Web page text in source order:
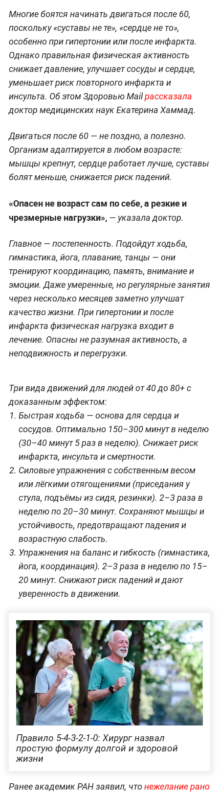
Многие боятся начинать двигаться после 60,
поскольку «суставы не те», «сердце не то»,
особенно при гипертонии или после инфаркта.
Однако правильная физическая активность
снижает давление, улучшает сосуды и сердце,
уменьшает риск повторного инфаркта и
инсульта. Об этом Здоровью Mailрассказала
доктор медицинских наук Екатерина Хаммад.
Двигаться после 60 — не поздно, а полезно.
Организм адаптируется в любом возрасте:
мышцы крепнут, сердце работает лучше, суставы
болят меньше, снижается риск падений.
«Опасен не возраст сам по себе, а резкие и
чрезмерные нагрузки»,— указала доктор.
Главное — постепенность. Подойдут ходьба,
гимнастика, йога, плавание, танцы — они
тренируют координацию, память, внимание и
эмоции. Даже умеренные, но регулярные занятия
через несколько месяцев заметно улучшат
качество жизни. При гипертонии и после
инфаркта физическая нагрузка входит в
лечение. Опасны не разумная активность, а
неподвижность и перегрузки.
Три вида движений для людей от 40 до 80+ с
доказанным эффектом:
Быстрая ходьба — основа для сердца и
сосудов. Оптимально 150–300 минут в неделю
(30–40 минут 5 раз в неделю). Снижает риск
инфаркта, инсульта и смертности.
Силовые упражнения с собственным весом
или лёгкими отягощениями (приседания у
стула, подъёмы из сидя, резинки). 2–3 раза в
неделю по 20–30 минут. Сохраняют мышцы и
устойчивость, предотвращают падения и
возрастную слабость.
Упражнения на баланс и гибкость (гимнастика,
йога, координация). 2–3 раза в неделю по 15–
20 минут. Снижают риск падений и дают
уверенность в движении.
Правило 5-4-3-2-1-0: Хирург назвал
простую формулу долгой и здоровой
жизни
Ранее академик РАН заявил, чтонежелание рано